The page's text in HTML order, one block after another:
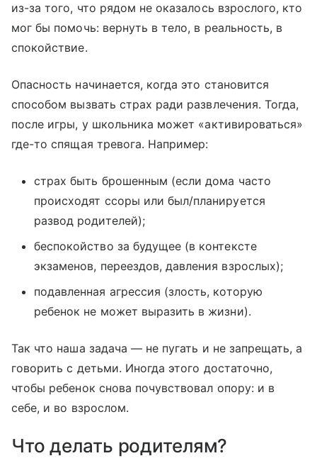
из-за того, что рядом не оказалось взрослого, кто
мог бы помочь: вернуть в тело, в реальность, в
спокойствие.
Опасность начинается, когда это становится
способом вызвать страх ради развлечения. Тогда,
после игры, у школьника может «активироваться»
где-то спящая тревога. Например:
страх быть брошенным (если дома часто
происходят ссоры или был/планируется
развод родителей);
беспокойство за будущее (в контексте
экзаменов, переездов, давления взрослых);
подавленная агрессия (злость, которую
ребенок не может выразить в жизни).
Так что наша задача — не пугать и не запрещать, а
говорить с детьми. Иногда этого достаточно,
чтобы ребенок снова почувствовал опору: и в
себе, и во взрослом.
Что делать родителям?